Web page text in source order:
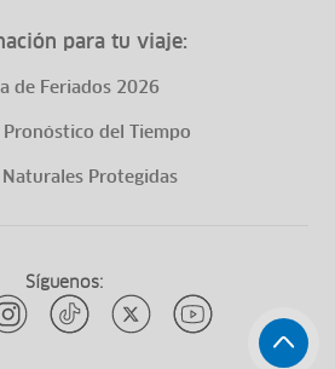
para tu viaje:
de Feriados 2026
Pronóstico del Tiempo
Naturales Protegidas
Síguenos: